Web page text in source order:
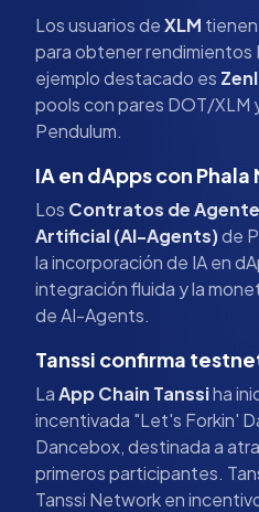
Los usuarios deXLM
para obtener rendimientos
ejemplo destacado es
pools con pares DOT/XLM
Pendulum.
IA en dApps con
Los Contratos de
Artificial (AI-Agents)de
la incorporación de IA en
integración fluida y la
de AI-Agents.
Tanssi confirma
LaApp Chain Tanssiha
incentivada "Let's Forkin'
Dancebox, destinada a
primeros participantes.
Tanssi Network en